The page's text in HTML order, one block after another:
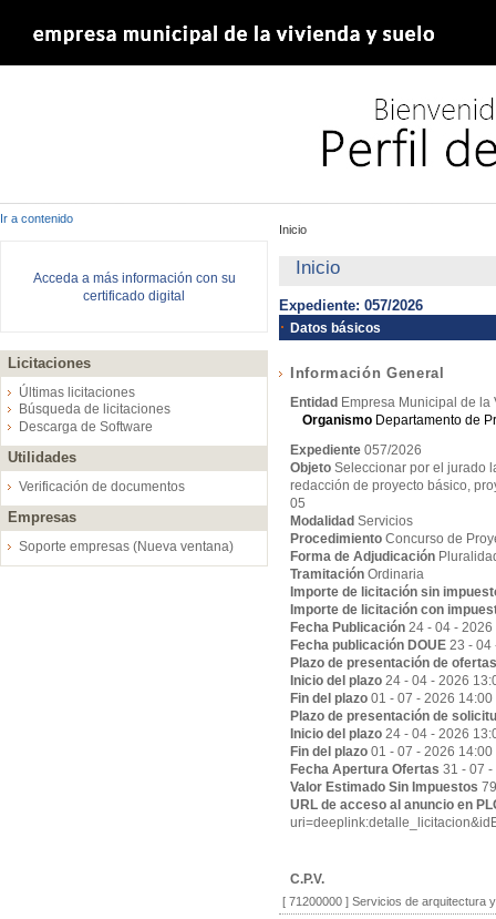
Ir a contenido
Acceda a más información con su
certificado digital
Licitaciones
Últimas licitaciones
Búsqueda de licitaciones
Descarga de Software
Utilidades
Verificación de documentos
Empresas
Soporte empresas (Nueva ventana)
Inicio
Inicio
Expediente: 057/2026
Datos básicos
Información General
Entidad Empresa Municipal de
Organismo Departamento de
Expediente 057/2026
Objeto Seleccionar por el jurado
redacción de proyecto básico,
05
Modalidad Servicios
Procedimiento Concurso de
Forma de Adjudicación
Tramitación Ordinaria
Importe de licitación sin
Importe de licitación con
Fecha Publicación 24 - 04 - 2026
Fecha publicación DOUE 23 - 04
Plazo de presentación de ofertas
Inicio del plazo 24 - 04 - 2026
Fin del plazo 01 - 07 - 2026 14:00
Plazo de presentación de
Inicio del plazo 24 - 04 - 2026
Fin del plazo 01 - 07 - 2026 14:00
Fecha Apertura Ofertas 31 - 07
Valor Estimado Sin Impuestos
URL de acceso al anuncio en
C.P.V.
[ 71200000 ]Servicios de arquitectura